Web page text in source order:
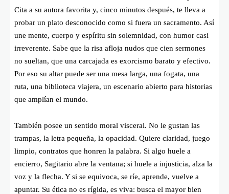
Cita a su autora favorita y, cinco minutos después, te lleva a
probar un plato desconocido como si fuera un sacramento. Así
une mente, cuerpo y espíritu sin solemnidad, con humor casi
irreverente. Sabe que la risa afloja nudos que cien sermones
no sueltan, que una carcajada es exorcismo barato y efectivo.
Por eso su altar puede ser una mesa larga, una fogata, una
ruta, una biblioteca viajera, un escenario abierto para historias
que amplían el mundo.
También posee un sentido moral visceral. No le gustan las
trampas, la letra pequeña, la opacidad. Quiere claridad, juego
limpio, contratos que honren la palabra. Si algo huele a
encierro, Sagitario abre la ventana; si huele a injusticia, alza la
voz y la flecha. Y si se equivoca, se ríe, aprende, vuelve a
apuntar. Su ética no es rígida, es viva: busca el mayor bien